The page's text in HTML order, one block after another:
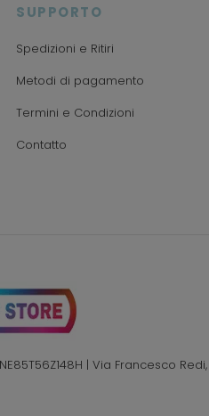
SUPPORTO
Spedizioni e Ritiri
Metodi di pagamento
Termini e Condizioni
Contatto
| Via Francesco